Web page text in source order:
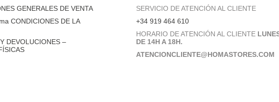
GENERALES DE VENTA
CONDICIONES DE LA
DEVOLUCIONES –
SERVICIO DE ATENCIÓN AL CLIENTE
+34 919 464 610
HORARIO DE ATENCIÓN AL CLIENTE
DE 14H A 18H.
ATENCIONCLIENTE@HOMASTORES.COM